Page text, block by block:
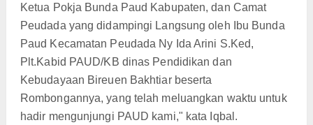
Ketua Pokja Bunda Paud Kabupaten, dan Camat
Peudada yang didampingi Langsung oleh Ibu Bunda
Paud Kecamatan Peudada Ny Ida Arini S.Ked,
Plt.Kabid PAUD/KB dinas Pendidikan dan
Kebudayaan Bireuen Bakhtiar beserta
Rombongannya, yang telah meluangkan waktu untuk
hadir mengunjungi PAUD kami," kata Iqbal.